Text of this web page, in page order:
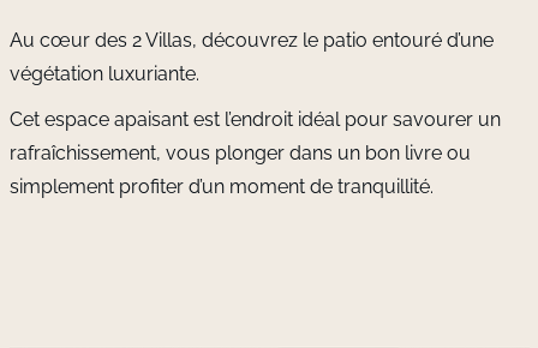
Au cœur des 2 Villas, découvrez le patio entouré d’une
végétation luxuriante.
Cet espace apaisant est l’endroit idéal pour savourer un
rafraîchissement, vous plonger dans un bon livre ou
simplement profiter d’un moment de tranquillité.